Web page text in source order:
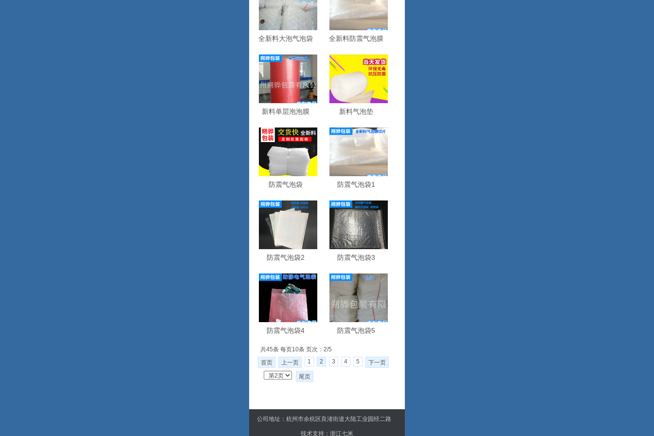
全新料大泡气泡袋 全新料防震气泡膜
新料单层泡泡膜 新料气泡垫
防震气泡袋 防震气泡袋1
防震气泡袋2 防震气泡袋3
防震气泡袋4 防震气泡袋5
共45条 每页10条 页次：2/5
首页
上一页 1 2 3 4 5 下一页
尾页
公司地址： 杭州市余杭区良渚街道大陆工业园经二路
技术支持： 浙江七米